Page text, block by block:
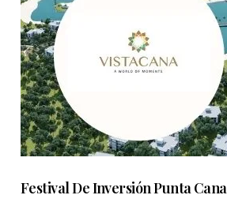
Festival De Inversión Punta Cana